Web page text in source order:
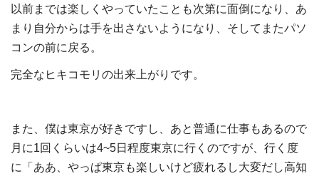
以前までは楽しくやっていたことも次第に面倒になり、あ
まり自分からは手を出さないようになり、そしてまたパソ
コンの前に戻る。
完全なヒキコモリの出来上がりです。
また、僕は東京が好きですし、あと普通に仕事もあるので
月に1回くらいは4~5日程度東京に行くのですが、行く度
に「ああ、やっぱ東京も楽しいけど疲れるし大変だし高知